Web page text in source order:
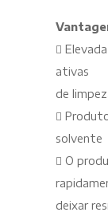

ativas
de

solvente
 O
deixar